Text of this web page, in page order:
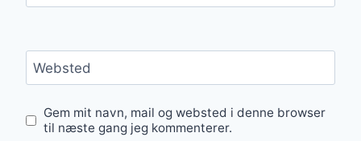
Websted
Gem mit navn, mail og websted i denne browser
til næste gang jeg kommenterer.